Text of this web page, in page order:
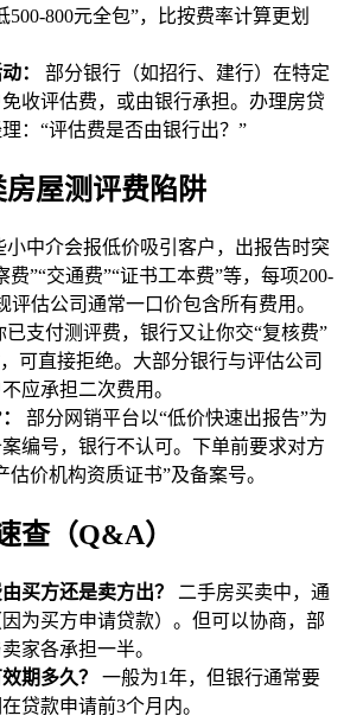
500-800元全包”，比按费率计算更划
：
部分银行（如招行、建行）在特定
收评估费，或由银行承担。办理房贷
：“评估费是否由银行出？”
屋测评费陷阱
小中介会报低价吸引客户，出报告时突
费”“交通费”“证书工本费”等，每项200-
评估公司通常一口价包含所有费用。
已支付测评费，银行又让你交“复核费”
可直接拒绝。大部分银行与评估公司
应承担二次费用。
部分网销平台以“低价快速出报告”为
编号，银行不认可。下单前要求对方
估价机构资质证书”及备案号。
查（Q&A）
买方还是卖方出？
二手房买卖中，通
为买方申请贷款）。但可以协商，部
家各承担一半。
期多久？
一般为1年，但银行通常要
贷款申请前3个月内。